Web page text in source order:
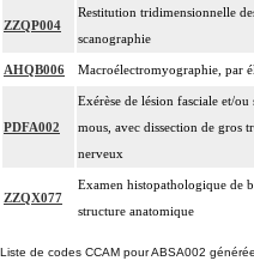
ZZQP004
Restitution tridimensionnelle
scanographie
AHQB006 Macroélectromyographie, par
PDFA002
Exérèse de lésion fasciale et/ou
mous, avec dissection de gros
nerveux
ZZQX077
Examen histopathologique de
structure anatomique
Liste de codes CCAM pour ABSA002